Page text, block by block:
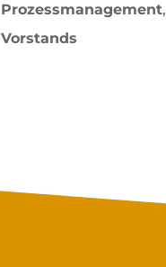
Prozessmanagement,
Vorstands